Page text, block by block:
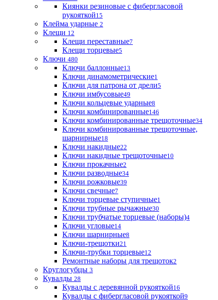
Киянки резиновые с фибергласовой
рукояткой15
Клейма ударные 2
Клещи 12
Клещи переставные7
Клещи торцевые5
Ключи 480
Ключи баллонные13
Ключи динамометрические1
Ключи для патрона от дрели5
Ключи имбусовые49
Ключи кольцевые ударные8
Ключи комбинированные146
Ключи комбинированные трещоточные34
Ключи комбинированные трещоточные,
шарнирные18
Ключи накидные22
Ключи накидные трещоточные10
Ключи прокачные2
Ключи разводные34
Ключи рожковые39
Ключи свечные7
Ключи торцевые ступичные1
Ключи трубные рычажные30
Ключи трубчатые торцевые (наборы)4
Ключи угловые14
Ключи шарнирные8
Ключи-трещотки21
Ключи-трубки торцевые12
Ремонтные наборы для трещоток2
Круглогубцы 3
Кувалды 28
Кувалды с деревянной рукояткой16
Кувалды с фибергласовой рукояткой9